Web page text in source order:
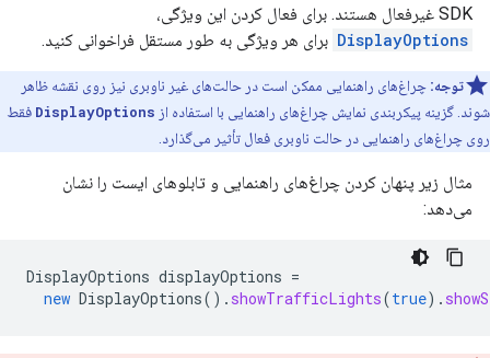
SDK غیرفعال هستند. برای فعال کردن این ویژگی،
DisplayOptions برای هر ویژگی به طور مستقل فراخوانی کنید.
توجه: چراغ‌های راهنمایی ممکن است در حالت‌های غیر ناوبری نیز روی نقشه ظاهر
شوند. گزینه پیکربندی نمایش چراغ‌های راهنمایی با استفاده از DisplayOptions فقط
روی چراغ‌های راهنمایی در حالت ناوبری فعال تأثیر می‌گذارد.
مثال زیر پنهان کردن چراغ‌های راهنمایی و تابلوهای ایست را نشان
می‌دهد:
DisplayOptions displayOptions =
new DisplayOptions(). showTrafficLights(true).